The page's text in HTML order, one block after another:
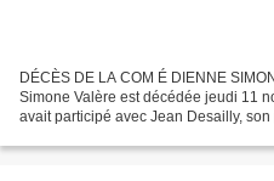
DÉCÈS DE LA COM É DIENNE
Simone Valère est décédée jeudi 11
avait participé avec Jean Desailly,